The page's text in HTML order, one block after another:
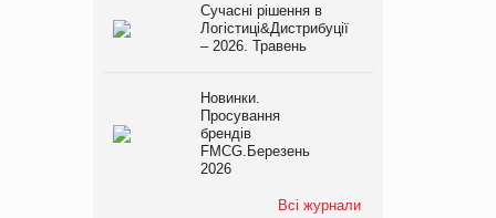
Сучасні рішення в
Логістиці&Дистрибуції
– 2026. Травень
Новинки.
Просування
брендів
FMCG.Березень
2026
Всі журнали